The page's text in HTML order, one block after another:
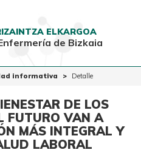
ELKARGOA
de Bizkaia
informativa Detalle
DE LOS
FUTURO VAN A
MÁS INTEGRAL Y
LABORAL